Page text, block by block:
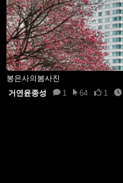
봉은사의봄사진
거연윤종성
1 64 1